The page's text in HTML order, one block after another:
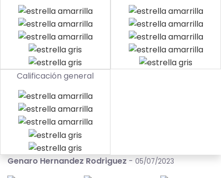
Calificación general
Genaro Hernandez Rodriguez - 05/07/2023